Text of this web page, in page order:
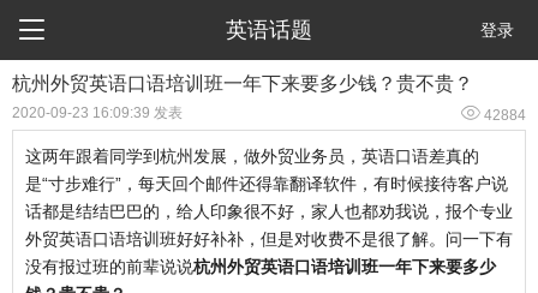
 英语话题 登录
杭州外贸英语口语培训班一年下来要多少钱？贵不贵？
2020-09-23 16:09:39 发表  42884
这两年跟着同学到杭州发展，做外贸业务员，英语口语差真的
是“寸步难行”，每天回个邮件还得靠翻译软件，有时候接待客户说
话都是结结巴巴的，给人印象很不好，家人也都劝我说，报个专业
外贸英语口语培训班好好补补，但是对收费不是很了解。问一下有
没有报过班的前辈说说杭州外贸英语口语培训班一年下来要多少